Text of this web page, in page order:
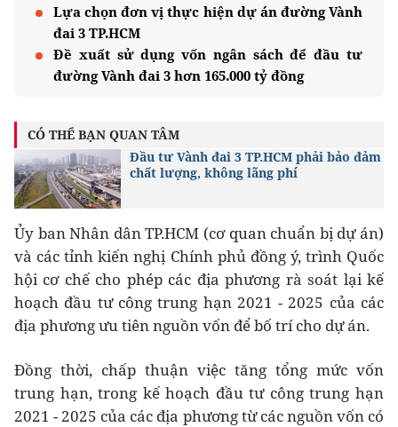
Lựa chọn đơn vị thực hiện dự án đường Vành
đai 3 TP.HCM
Đề xuất sử dụng vốn ngân sách để đầu tư
đường Vành đai 3 hơn 165.000 tỷ đồng
CÓ THỂ BẠN QUAN TÂM
Đầu tư Vành đai 3 TP.HCM phải bảo đảm
chất lượng, không lãng phí
Ủy ban Nhân dân TP.HCM (cơ quan chuẩn bị dự án)
và các tỉnh kiến nghị Chính phủ đồng ý, trình Quốc
hội cơ chế cho phép các địa phương rà soát lại kế
hoạch đầu tư công trung hạn 2021 - 2025 của các
địa phương ưu tiên nguồn vốn để bố trí cho dự án.
Đồng thời, chấp thuận việc tăng tổng mức vốn
trung hạn, trong kế hoạch đầu tư công trung hạn
2021 - 2025 của các địa phương từ các nguồn vốn có